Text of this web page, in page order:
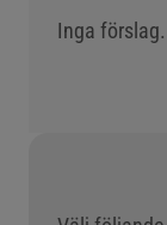
Inga förslag.